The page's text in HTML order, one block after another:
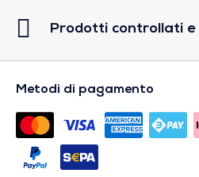
Prodotti controllati e
Metodi di pagamento